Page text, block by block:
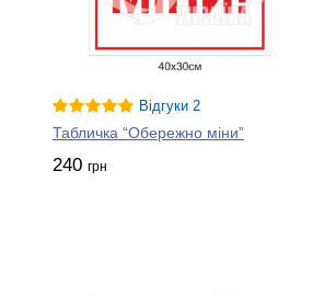
Відгуки 2
Табличка “Обережно міни”
240 грн